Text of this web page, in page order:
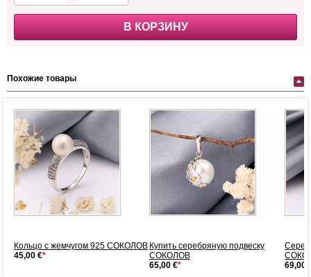
В КОРЗИНУ
Похожие товары
Кольцо с жемчугом 925 СОКОЛОВ
45,00 €*
Купить серебряную подвеску
СОКОЛОВ
65,00 €*
69,00